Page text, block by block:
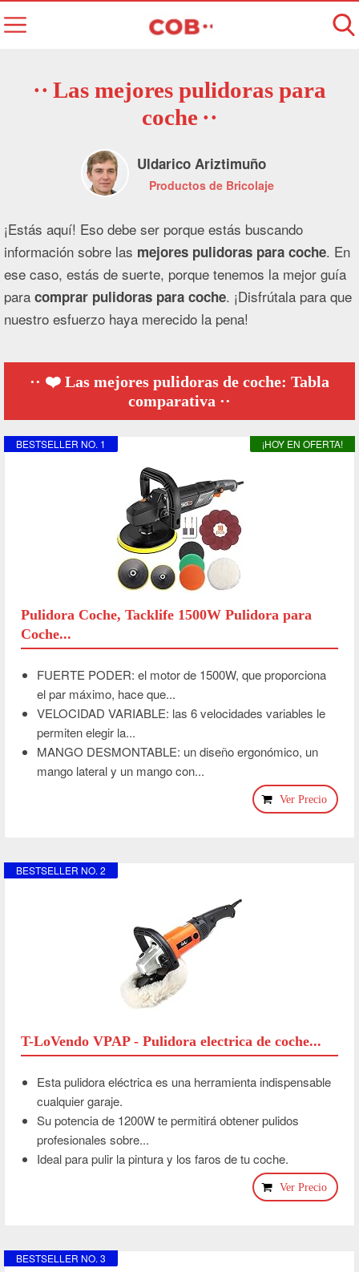
Las mejores pulidoras para
coche
Uldarico Ariztimuño
Productos de Bricolaje
¡Estás aquí! Eso debe ser porque estás buscando
información sobre las mejores pulidoras para coche. En
ese caso, estás de suerte, porque tenemos la mejor guía
paracomprar pulidoras para coche. ¡Disfrútala para que
nuestro esfuerzo haya merecido la pena!
❤️ Las mejores pulidoras de coche: Tabla
comparativa
¡HOY EN OFERTA!
BESTSELLER NO. 1
Pulidora Coche, Tacklife 1500W Pulidora para
Coche...
FUERTE PODER: el motor de 1500W, que proporciona
el par máximo, hace que...
VELOCIDAD VARIABLE: las 6 velocidades variables le
permiten elegir la...
MANGO DESMONTABLE: un diseño ergonómico, un
mango lateral y un mango con...
Ver Precio
BESTSELLER NO. 2
T-LoVendo VPAP - Pulidora electrica de coche...
Esta pulidora eléctrica es una herramienta indispensable
cualquier garaje.
Su potencia de 1200W te permitirá obtener pulidos
profesionales sobre...
Ideal para pulir la pintura y los faros de tu coche.
Ver Precio
BESTSELLER NO. 3